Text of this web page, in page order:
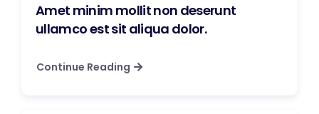
Amet minim mollit non deserunt
ullamco est sit aliqua dolor.
Continue Reading